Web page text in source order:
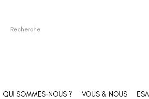
QUI SOMMES-NOUS ? VOUS & NOUS